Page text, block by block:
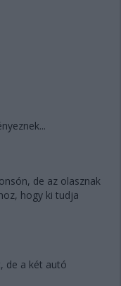
de az olasznak
hogy ki tudja
de a két autó